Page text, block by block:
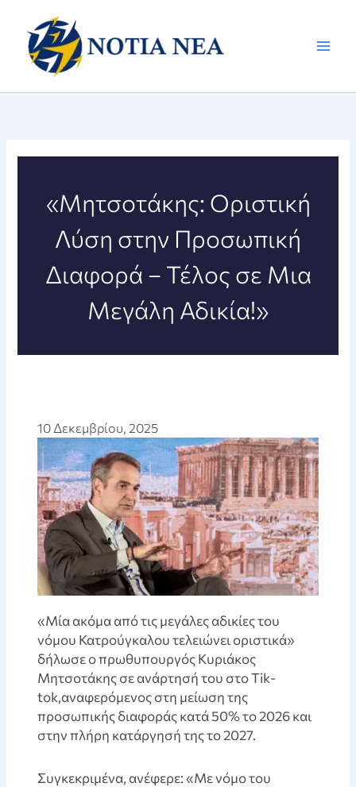
περιεχόμενο
«Μητσοτάκης: Οριστική
Λύση στην Προσωπική
Διαφορά – Τέλος σε Μια
Μεγάλη Αδικία!»
10 Δεκεμβρίου, 2025
«Μία ακόμα από τις μεγάλες αδικίες του
νόμου Κατρούγκαλου τελειώνει οριστικά»
δήλωσε ο πρωθυπουργός Κυριάκος
Μητσοτάκης σε ανάρτησή του στο Tik-
tok,αναφερόμενος στη μείωση της
προσωπικής διαφοράς κατά 50% το 2026 και
στην πλήρη κατάργησή της το 2027.
Συγκεκριμένα, ανέφερε: «Με νόμο του